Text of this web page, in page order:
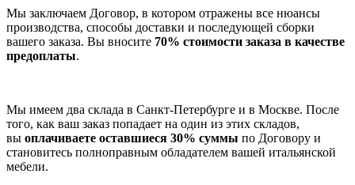
Мы заключаем Договор, в котором отражены все нюансы
производства, способы доставки и последующей сборки
вашего заказа. Вы вносите 70% стоимости заказа в качестве
предоплаты.
Мы имеем два склада в Санкт-Петербурге и в Москве. После
того, как ваш заказ попадает на один из этих складов,
вы оплачиваете оставшиеся 30% суммы по Договору и
становитесь полноправным обладателем вашей итальянской
мебели.